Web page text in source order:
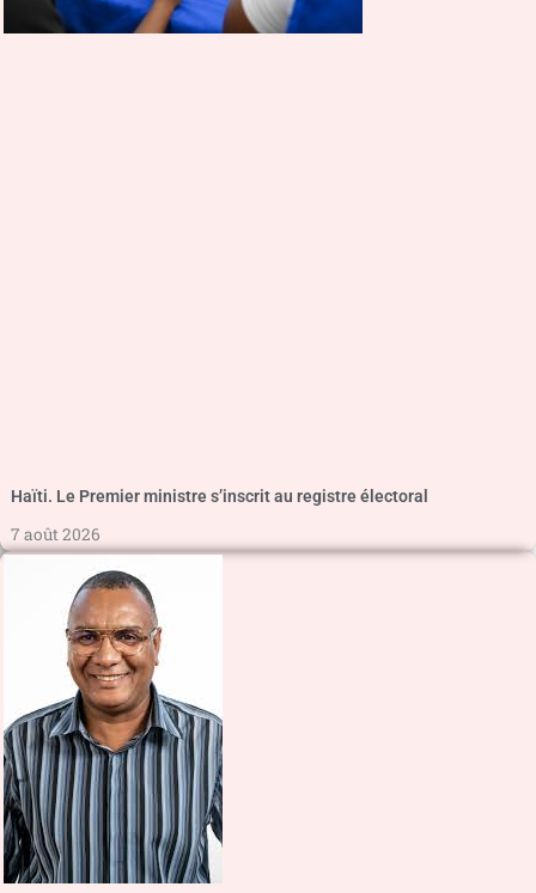
Haïti. Le Premier ministre s’inscrit au registre électoral
7 août 2026